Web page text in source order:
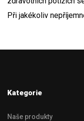
Při jakékoliv
Kategorie
Naše produkty